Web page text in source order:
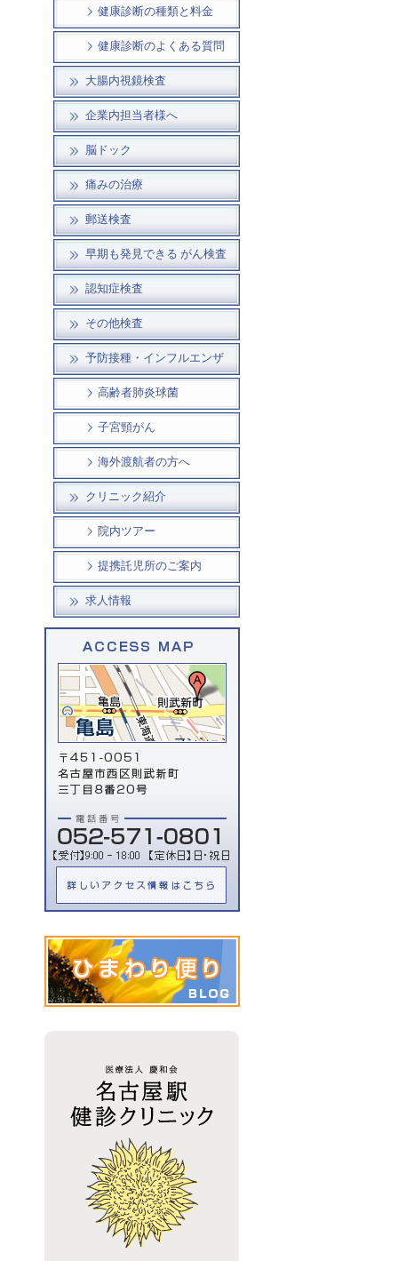
健康診断の種類と料金
健康診断のよくある質問
大腸内視鏡検査
企業内担当者様へ
脳ドック
痛みの治療
郵送検査
早期も発見できる がん検査
認知症検査
その他検査
予防接種・インフルエンザ
高齢者肺炎球菌
子宮頸がん
海外渡航者の方へ
クリニック紹介
院内ツアー
提携託児所のご案内
求人情報